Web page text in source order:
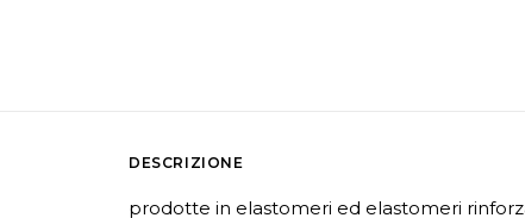
DESCRIZIONE
prodotte in elastomeri ed elastomeri